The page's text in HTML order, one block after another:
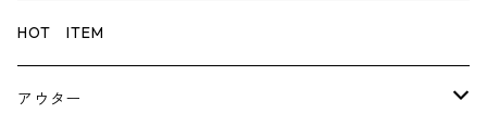
HOT ITEM
アウター